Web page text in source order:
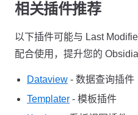
相关插件推荐
以下插件可能与 Last
配合使用，提升您的
Dataview - 数据查询插件
Templater - 模板插件